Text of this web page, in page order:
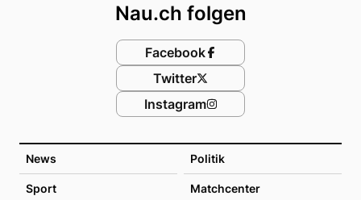
News Politik
Sport Matchcenter
Nau.ch folgen
Facebook
Twitter
Instagram